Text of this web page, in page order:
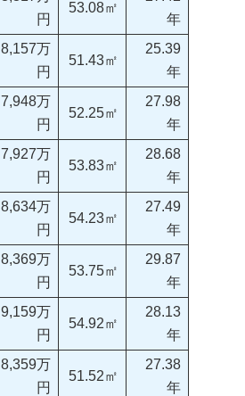
円
53.08㎡
年
8,157万
円
51.43㎡
25.39
年
7,948万
円
52.25㎡
27.98
年
7,927万
円
53.83㎡
28.68
年
8,634万
円
54.23㎡
27.49
年
8,369万
円
53.75㎡
29.87
年
9,159万
円
54.92㎡
28.13
年
8,359万
円
51.52㎡
27.38
年